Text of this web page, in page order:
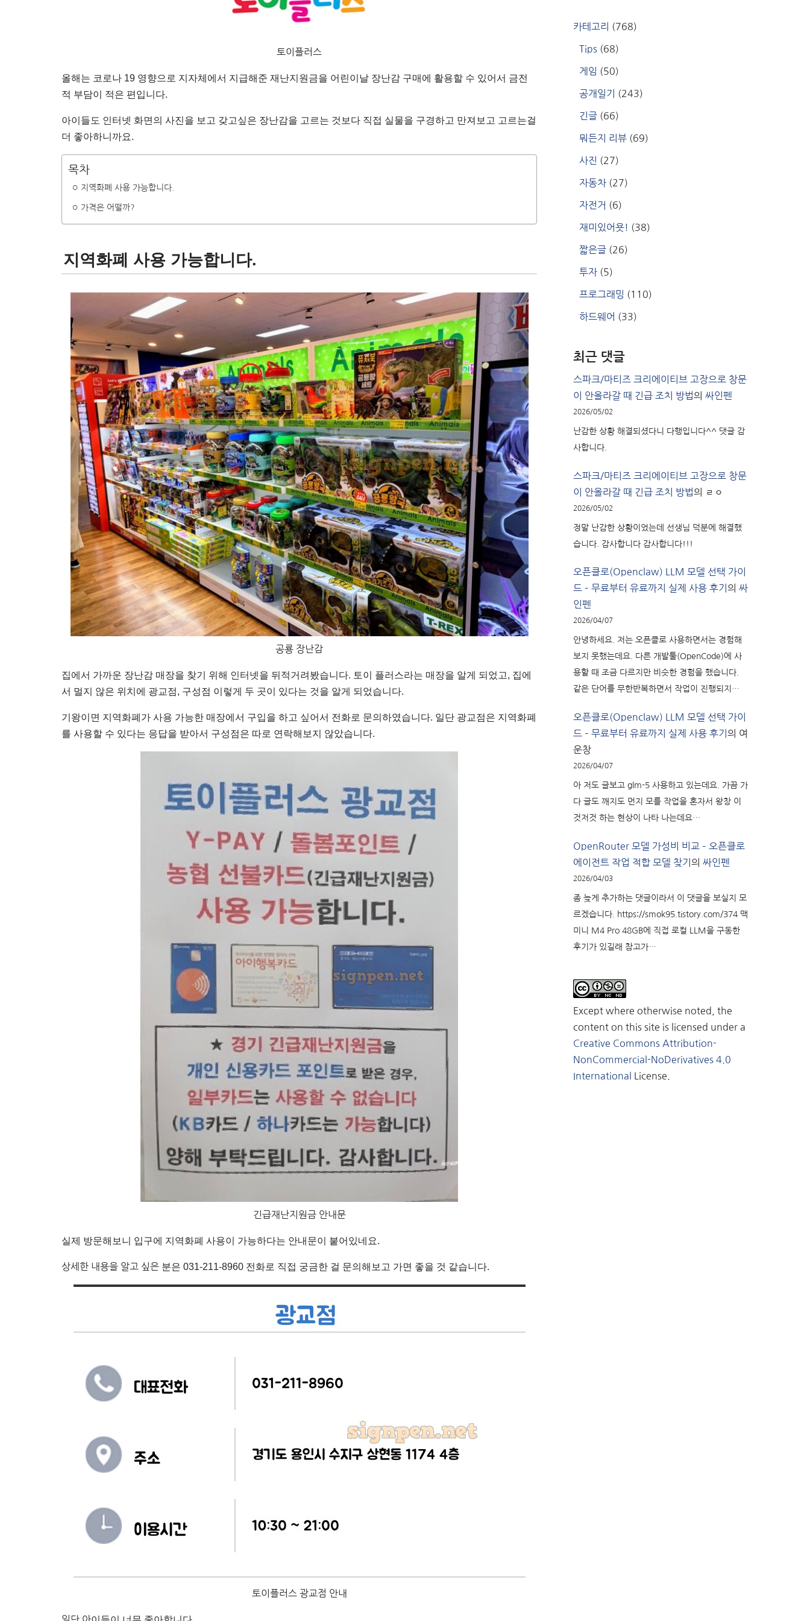
토이플러스
올해는 코로나 19 영향으로 지자체에서 지급해준 재난지원금을 어린이날 장난감 구매에 활용할 수 있어서 금전
적 부담이 적은 편입니다.
아이들도 인터넷 화면의 사진을 보고 갖고싶은 장난감을 고르는 것보다 직접 실물을 구경하고 만져보고 고르는걸
더 좋아하니까요.
목차
지역화폐 사용 가능합니다.
가격은 어떨까?
지역화폐 사용 가능합니다.
공룡 장난감
집에서 가까운 장난감 매장을 찾기 위해 인터넷을 뒤적거려봤습니다. 토이 플러스라는 매장을 알게 되었고, 집에
서 멀지 않은 위치에 광교점, 구성점 이렇게 두 곳이 있다는 것을 알게 되었습니다.
기왕이면 지역화폐가 사용 가능한 매장에서 구입을 하고 싶어서 전화로 문의하였습니다. 일단 광교점은 지역화폐
를 사용할 수 있다는 응답을 받아서 구성점은 따로 연락해보지 않았습니다.
긴급재난지원금 안내문
실제 방문해보니 입구에 지역화폐 사용이 가능하다는 안내문이 붙어있네요.
상세한 내용을 알고 싶은 분은 031-211-8960 전화로 직접 궁금한 걸 문의해보고 가면 좋을 것 같습니다.
토이플러스 광교점 안내
일단 아
카테고리 (768)
Tips (68)
게임 (50)
공개일기 (243)
긴글 (66)
뭐든지 리뷰 (69)
사진 (27)
자동차 (27)
자전거 (6)
재미있어욧! (38)
짧은글 (26)
투자 (5)
프로그래밍 (110)
하드웨어 (33)
최근 댓글
스파크/마티즈 크리에이티브 고장으로 창문
이 안올라갈 때 긴급 조치 방법의 싸인펜
2026/05/02
난감한 상황 해결되셨다니 다행입니다^^ 댓글 감
사합니다.
스파크/마티즈 크리에이티브 고장으로 창문
이 안올라갈 때 긴급 조치 방법의 ㄹㅇ
2026/05/02
정말 난감한 상황이었는데 선생님 덕분에 해결했
습니다. 감사합니다 감사합니다!!!
오픈클로(Openclaw) LLM 모델 선택 가이
드 – 무료부터 유료까지 실제 사용 후기 의 싸
인펜
2026/04/07
안녕하세요. 저는 오픈클로 사용하면서는 경험해
보지 못했는데요. 다른 개발툴(OpenCode)에 사
용할 때 조금 다르지만 비슷한 경험을 했습니다.
같은 단어를 무한반복하면서 작업이 진행되지…
오픈클로(Openclaw) LLM 모델 선택 가이
드 – 무료부터 유료까지 실제 사용 후기 의 여
운창
2026/04/07
아 저도 글보고 glm-5 사용하고 있는데요. 가끔 가
다 글도 깨지도 먼지 모를 작업을 혼자서 왕창 이
것저것 하는 현상이 나타 나는데요…
OpenRouter 모델 가성비 비교 – 오픈클로
에이전트 작업 적합 모델 찾기 의 싸인펜
2026/04/03
좀 늦게 추가하는 댓글이라서 이 댓글을 보실지 모
르겠습니다. https://smok95.tistory.com/374 맥
미니 M4 Pro 48GB에 직접 로컬 LLM을 구동한
후기가 있길래 참고가…
Except where otherwise noted, the
content on this site is licensed under a
Creative Commons Attribution-
NonCommercial-NoDerivatives 4.0
International License.